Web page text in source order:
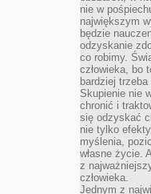
nie w
największym
będzie
odzyskanie
co robimy.
człowieka, bo
bardziej
Skupienie nie
chronić i
się odzyskać
nie tylko
myślenia,
własne życie.
z
człowieka.
Jednym z